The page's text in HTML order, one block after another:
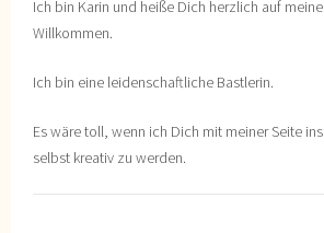
Ich bin Karin und heiße Dich herzlich auf
Willkommen.
Ich bin eine leidenschaftliche Bastlerin.
Es wäre toll, wenn ich Dich mit meiner Seite
selbst kreativ zu werden.